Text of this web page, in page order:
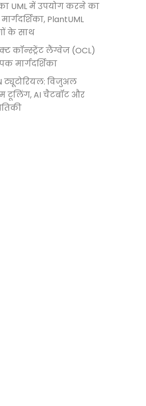
UML में उपयोग करने का
PlantUML
के साथ
कॉन्स्ट्रेंट लैंग्वेज (OCL)
मार्गदर्शिका
ट्यूटोरियल: विजुअल
टूलिंग, AI चैटबॉट और